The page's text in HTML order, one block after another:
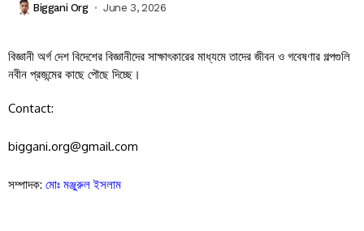
Biggani Org June 3, 2026
বিজ্ঞানী অর্গ দেশ বিদেশের বিজ্ঞানীদের সাক্ষাৎকারের মাধ্যমে তাদের জীবন ও গবেষণার গল্পগুলি
নবীন প্রজন্মের কাছে পৌছে দিচ্ছে।
Contact:
biggani.org@gmail.com
সম্পাদক: মোঃ মঞ্জুরুল ইসলাম